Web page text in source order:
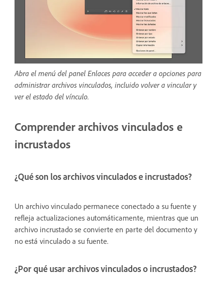
Abra el menú del panel Enlaces para acceder a opciones para
administrar archivos vinculados, incluido volver a vincular y
ver el estado del vínculo.
Comprender archivos vinculados e
incrustados
¿Qué son los archivos vinculados e incrustados?
Un archivo vinculado permanece conectado a su fuente y
refleja actualizaciones automáticamente, mientras que un
archivo incrustado se convierte en parte del documento y
no está vinculado a su fuente.
¿Por qué usar archivos vinculados o incrustados?